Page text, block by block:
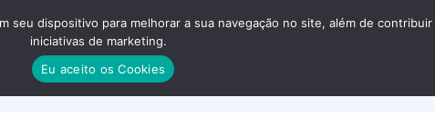
seu dispositivo para melhorar a sua navegação no site, além de
iniciativas de marketing.
Eu aceito os Cookies